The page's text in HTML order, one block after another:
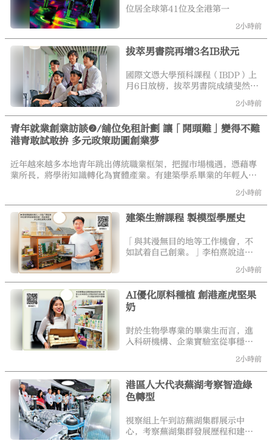
位居全球第41位及全港第一
2小時前
拔萃男書院再增3名IB狀元
國際文憑大學預科課程（IBDP）上
月6日放榜，拔萃男書院成績斐然，
名考獲44分榜眼，18名考獲43分探
花，畢業班平均分達42.6分；更難
得的是，今年全體中六畢業生於數
學科全數考獲滿分7分。
2小時前
青年就業創業訪談❷/舖位免租計劃 讓「開頭難」變得不難
港青敢試敢拚 多元政策助圓創業夢
近年越來越多本地青年跳出傳統職業框架，把握市場機遇，憑藉專
業所長，將學術知識轉化為實體產業。有建築學系畢業的年輕人大
選擇扎根食品科技領域，在各自的賽道發光發熱。他們的故事充分
展現香港青年敢嘗試、敢創新、敢突破的拚搏精神，亦印證特區政
府的青年創業支援政策和措施，例如房委會推出的首半年舖位免租
計劃「共築·創業家」計劃，持續為青年追夢、築夢、圓夢注入強
大動能。\大公報記者 易曉彤
2小時前
建築生辦課程 製模型學歷史
「與其漫無目的地等工作機會，不
如試着自己創業。」李柏熹說這句
年輕畢業生對現實的回應。他於去
年從中文大學建築系碩士畢業後，
沒有選擇踏進穩定的傳統建築行
業，反而踏上一條充滿未知數的創
年提供創意建築體驗課程。不同於
坊間常見的補習班、手工興趣班，
過製作建築模型，理解建築涉及的
空間、文化、歷史、世界觀、邏輯
和同理心等。
2小時前
AI優化原料種植 創港產虎堅果
奶
對於生物學專業的畢業生而言，進
入科研機構、企業實驗室從事穩定
工作，可能是多數人的選擇。車曉
雪卻跳出固有路徑，勇敢踏上創業
路。回歸創業起點，她的初衷，是
想讓科研真正落地民生。在她看
來，所學的生物科學知識與食品營
需，更是未來產業大趨勢。於是，
2020年她正式啟動創業項目，扎根
2小時前
港區人大代表蕪湖考察智造綠
色轉型
視察組上午到訪蕪湖集群展示中
心，考察蕪湖集群發展歷程和建設